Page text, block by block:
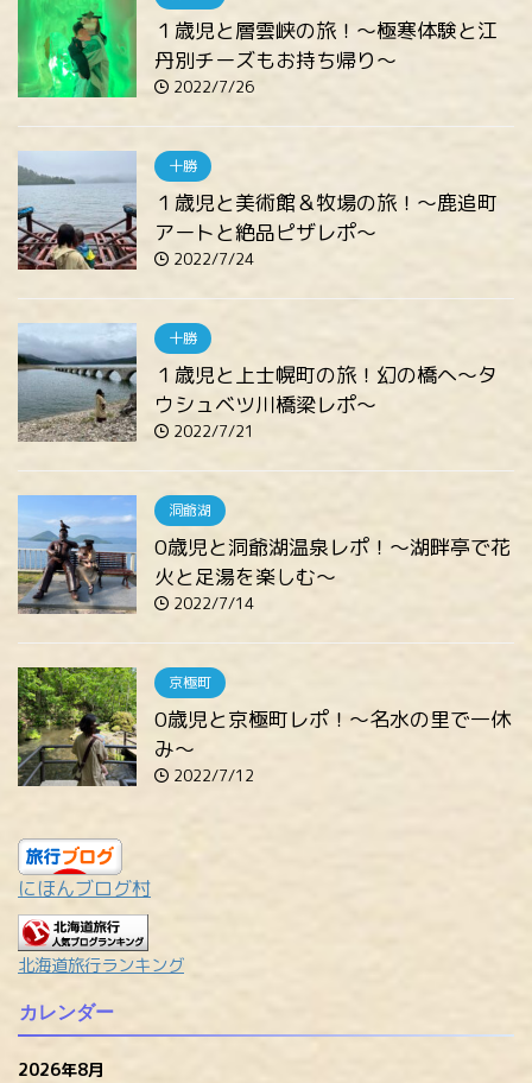
１歳児と層雲峡の旅！～極寒体験と江
丹別チーズもお持ち帰り～
2022/7/26
十勝
１歳児と美術館＆牧場の旅！～鹿追町
アートと絶品ピザレポ～
2022/7/24
十勝
１歳児と上士幌町の旅！幻の橋へ～タ
ウシュベツ川橋梁レポ～
2022/7/21
洞爺湖
0歳児と洞爺湖温泉レポ！～湖畔亭で花
火と足湯を楽しむ～
2022/7/14
京極町
0歳児と京極町レポ！～名水の里で一休
み～
2022/7/12
にほんブログ村
北海道旅行ランキング
カレンダー
2026年8月